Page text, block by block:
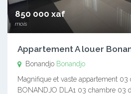
850 000 xaf
mois
Appartement A louer
Bonandjo Bonandjo
Magnifique et vaste appartement
BONANDJO DLA1 03 chambre 03